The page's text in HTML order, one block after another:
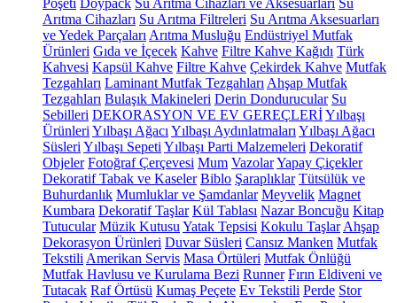
Poşeti Doypack Su Arıtma Cihazları ve Aksesuarları Su
Arıtma Cihazları Su Arıtma Filtreleri Su Arıtma Aksesuarları
ve Yedek Parçaları Arıtma Musluğu Endüstriyel Mutfak
Ürünleri Gıda ve İçecek Kahve Filtre Kahve Kağıdı Türk
Kahvesi Kapsül Kahve Filtre Kahve Çekirdek Kahve Mutfak
Tezgahları Laminant Mutfak Tezgahları Ahşap Mutfak
Tezgahları Bulaşık Makineleri Derin Dondurucular Su
Sebilleri DEKORASYON VE EV GEREÇLERİYılbaşı
Ürünleri Yılbaşı Ağacı Yılbaşı Aydınlatmaları Yılbaşı Ağacı
Süsleri Yılbaşı Sepeti Yılbaşı Parti Malzemeleri Dekoratif
Objeler Fotoğraf Çerçevesi Mum VazolarYapay Çiçekler
Dekoratif Tabak ve Kaseler Biblo Şaraplıklar Tütsülük ve
Buhurdanlık Mumluklar ve Şamdanlar Meyvelik Magnet
Kumbara Dekoratif Taşlar Kül Tablası Nazar Boncuğu Kitap
Tutucular Müzik Kutusu Yatak Tepsisi Kokulu Taşlar Ahşap
Dekorasyon Ürünleri Duvar Süsleri Cansız Manken Mutfak
Tekstili Amerikan Servis Masa Örtüleri Mutfak Önlüğü
Mutfak Havlusu ve Kurulama Bezi Runner Fırın Eldiveni ve
Tutacak Raf Örtüsü Kumaş Peçete Ev Tekstili Perde Stor